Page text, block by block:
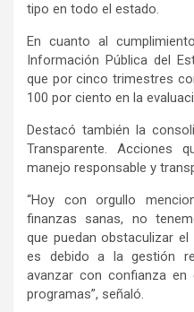
tipo en todo el estado.
En cuanto al
Información Pública del
que por cinco trimestres
100 por ciento en la
Destacó también la
Transparente. Acciones
manejo responsable y
“Hoy con orgullo
finanzas sanas, no
que puedan obstaculizar
es debido a la gestión
avanzar con confianza
programas”, señaló.